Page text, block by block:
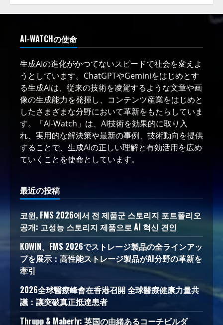
AI-WATCHの使命
生成AIの進化がかつてないスピードで社会を変えよ
うとしています。ChatGPTやGeminiをはじめとす
る生成AIは、従来の技術を凌駕するような文章や画
像の生成能力を発揮し、コンテンツ産業をはじめと
したさまざまな分野において革新をもたらしていま
す。「AI-Watch」は、AI技術を効果的に取り入
れ、実用的な解決策や最新の事例、技術動向を提供
することで、生成AIの正しい理解と有効活用を広め
ていくことを使命としています。
最近の投稿
코윈, FMS 2026에서 전 제품군 스토리지 포트폴리오
공개: 고성능 스토리지 제품으로 AI 혁신 견인
KOWIN、FMS 2026でストレージ製品の全ラインアッ
プを展示：高性能ストレージ製品がAI分野の革新を
牽引
2026全球醫療峰會在香港召開 全球醫療健康力量共
議：讓突破真正抵達患者
Thrupp & Maberly: 英国の由緒あるコーチビルダ